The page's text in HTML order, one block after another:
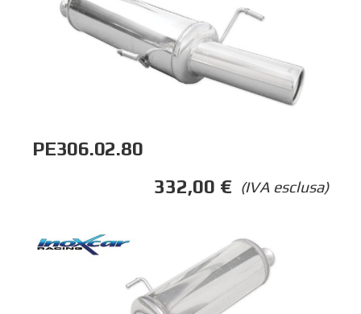
PE306.02.80
(IVA esclusa)
332,00 €